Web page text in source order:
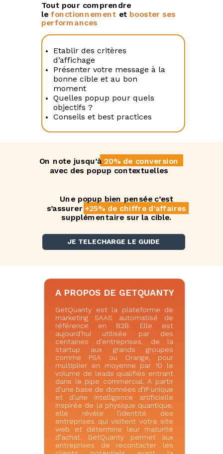
Tout pour comprendre
lefonctionnement et booster ses
performances
On note jusqu’à20% de conversion
avec des popup contextuelles
Une popup bien pensée c’est
s’assurer +25% de chiffre d’affaires
supplémentaire sur la cible.
A PROPOS DE GETQUANTY
GetQuanty est la plateforme de
marketing SAAS automatisé de
référence en B2B. Elle est
aujourd’hui utilisée par des
centaines d’entreprises, de la
startup aux grands groupes
comme PSA ou Orange, pour
multiplier en moyenne par 10 le
volume de leads qualifiés entrant
dans le pipe commercial. A partir
d’une base de données d’IP unique
et d’une intelligence artificielle
inspirée de la physique quantique,
elle révèle l’identité des
entreprises qui visitent votre site
web et détermine leur maturité
d’achat. GetQuanty permet aux
entreprises de recontacter les
JE TELECHARGE LE GUIDE
Etablir des critères
d’affichage
Présenter votre message à la
bonne cible et au bon
moment
Quelles popup pour quels
objectifs ?
Conseils et best practices